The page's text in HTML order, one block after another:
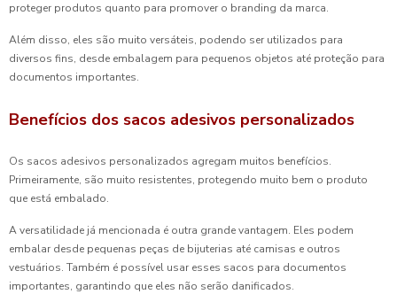
proteger produtos quanto para promover o branding da marca.
Além disso, eles são muito versáteis, podendo ser utilizados para
diversos fins, desde embalagem para pequenos objetos até proteção para
documentos importantes.
Benefícios dos sacos adesivos personalizados
Os sacos adesivos personalizados agregam muitos benefícios.
Primeiramente, são muito resistentes, protegendo muito bem o produto
que está embalado.
A versatilidade já mencionada é outra grande vantagem. Eles podem
embalar desde pequenas peças de bijuterias até camisas e outros
vestuários. Também é possível usar esses sacos para documentos
importantes, garantindo que eles não serão danificados.